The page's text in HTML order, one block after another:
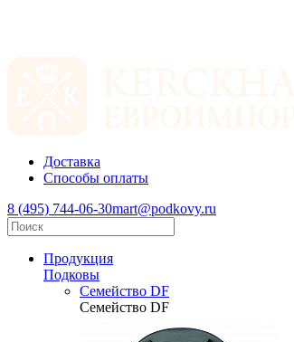
Доставка
Способы оплаты
8 (495) 744-06-30mart@podkovy.ru
Продукция
Подковы
Семейство DF
Семейство DF